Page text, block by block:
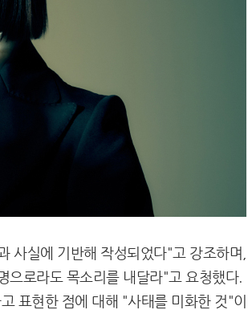
사실에 기반해 작성되었다"고 강조하며,
으로라도 목소리를 내달라"고 요청했다.
표현한 점에 대해 "사태를 미화한 것"이